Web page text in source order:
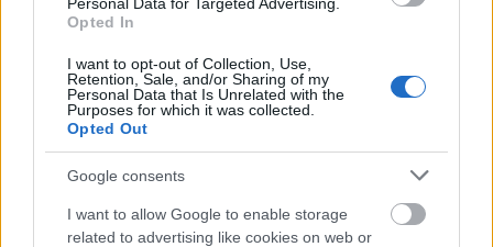
Opted In
I want to opt-out of Collection, Use,
Retention, Sale, and/or Sharing of my
Personal Data that Is Unrelated with the
Purposes for which it was collected.
Opted Out
Google consents
I want to allow Google to enable storage
related to advertising like cookies on web or
Διαβάζονται αυτή τη στιγμή
Η γαλάζια «θετική ατζέντα» στο δρόμο για το
2027 - Το παράπονο της Καρυστιανού - Στον
ΣΥΡΙΖΑ μελετούν Ιστορία
Πυρόπληκτοι: Τι σημαίνουν τα «πράσινα»,
«κίτρινα» και «κόκκινα» σπίτια για τις
αποζημιώσεις